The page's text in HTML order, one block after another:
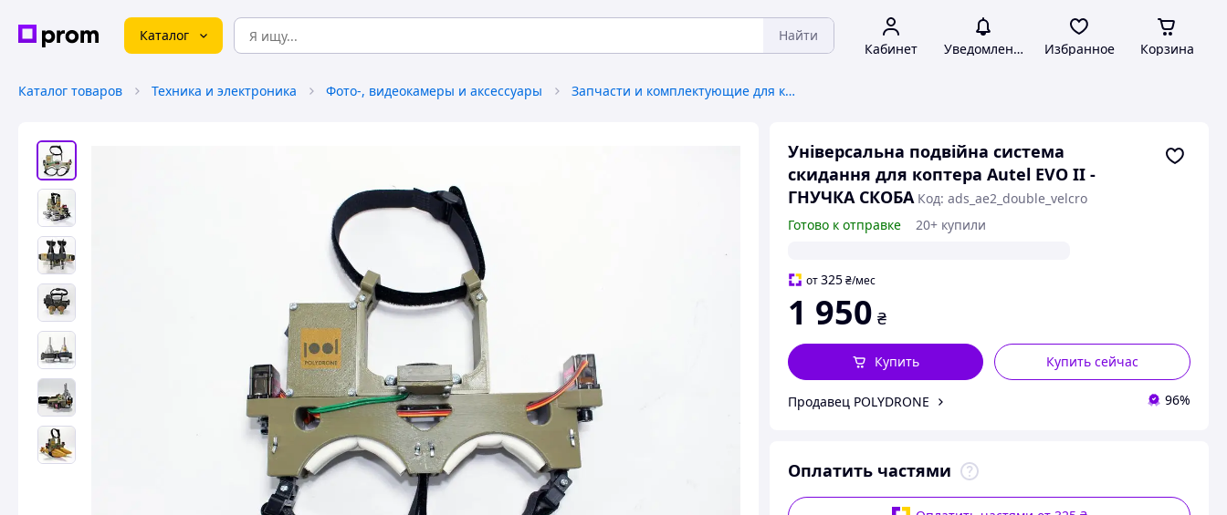
Каталог Найти
Кабинет Уведомления Избранное Корзина
Каталог товаров Техника и электроника Фото-, видеокамеры и аксессуары Запчасти и комплектующие для квадрокоптеров
Універсальна подвійна система
скидання для коптера Autel EVO II -
ГНУЧКА СКОБА Код: ads_ae2_double_velcro
Готово к отправке
20+ купили
от325 ₴/мес
1 950 ₴
Купить сейчас
Купить
Продавец POLYDRONE 96%
Оплатить частями